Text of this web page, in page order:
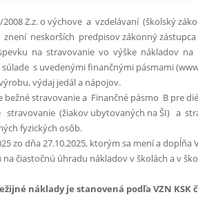
2008 Z.z. o výchove a vzdelávaní (školský
neskorších predpisov zákonný zástupca
na stravovanie vo výške nákladov na
s uvedenými finančnými pásmami
výdaj jedál a nápojov.
bežné stravovanie a Finančné pásmo B pre
stravovanie (žiakov ubytovaných na ŠI) a
fyzických osôb.
zo dňa 27.10.2025, ktorým sa mení a dopĺňa
čiastočnú úhradu nákladov v školách a v
náklady je stanovená podľa VZN KSK